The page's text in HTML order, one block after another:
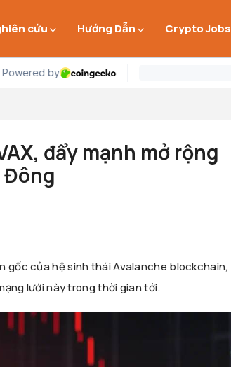
cứu Hướng Dẫn Crypto Jobs
đẩy mạnh mở rộng
Đông
gốc của hệ sinh thái Avalanche blockchain,
lưới này trong thời gian tới.